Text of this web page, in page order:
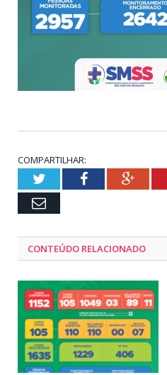
COMPARTILHAR:
TwitterFacebook
Email
CONTEÚDO RELACIONADO